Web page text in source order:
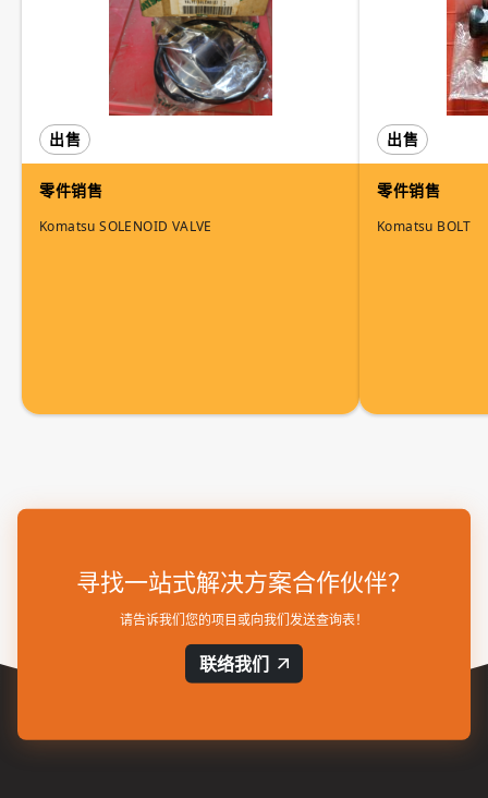
出售
零件销售
Komatsu SOLENOID VALVE
出售
零件销售
Komatsu BOLT
寻找一站式解决方案合作伙伴？
请告诉我们您的项目或向我们发送查询表！
联络我们